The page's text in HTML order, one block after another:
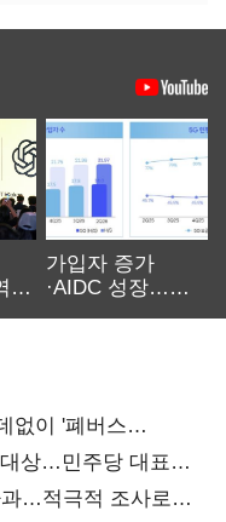
대
가입자 증가
·AIDC 성장…
없이 '폐버스
상…민주당 대표로
…적극적 조사로